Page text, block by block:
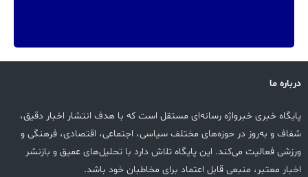
درباره ما
پایگاه خبری خبرواژه رسانه‌ای مستقل است که با هدف انتشار اخبار دقیق،
شفاف و به‌روز در حوزه‌های مختلف سیاسی، اجتماعی، اقتصادی، فرهنگی و
ورزشی فعالیت می‌کند. این پایگاه تلاش دارد با تحلیل‌های عمیق و بازنشر
اخبار معتبر، منبعی قابل اعتماد برای مخاطبان خود باشد.